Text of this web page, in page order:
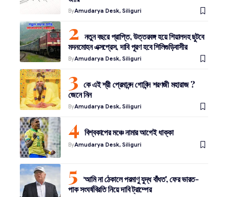
ByAmudarya Desk, Siliguri
নতুন বছরে প্রাপ্তি, উত্তরবঙ্গ হয়ে শিয়ালদহ ছুটবে
মদনমোহন এক্সপ্রেস, দাবি পূরণ হবে শিলিগুড়িবাসীর
ByAmudarya Desk, Siliguri
কে এই শ্রী প্রেমানন্দ গোবিন্দ শরণজী মহারাজ ?
জেনে নিন
ByAmudarya Desk, Siliguri
বিশ্বকাপের মঞ্চে নামার আগেই ধাক্কা
ByAmudarya Desk, Siliguri
‘আমি না ঠেকালে পরমাণু যুদ্ধ বাঁধত’, ফের ভারত-
পাক সংঘর্ষবিরতি নিয়ে দাবি ট্রাম্পের